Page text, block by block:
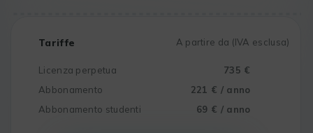
A partire da (IVA esclusa)
Tariffe
Licenza perpetua
735 €
Abbonamento
221 € / anno
Abbonamento studenti
69 € / anno